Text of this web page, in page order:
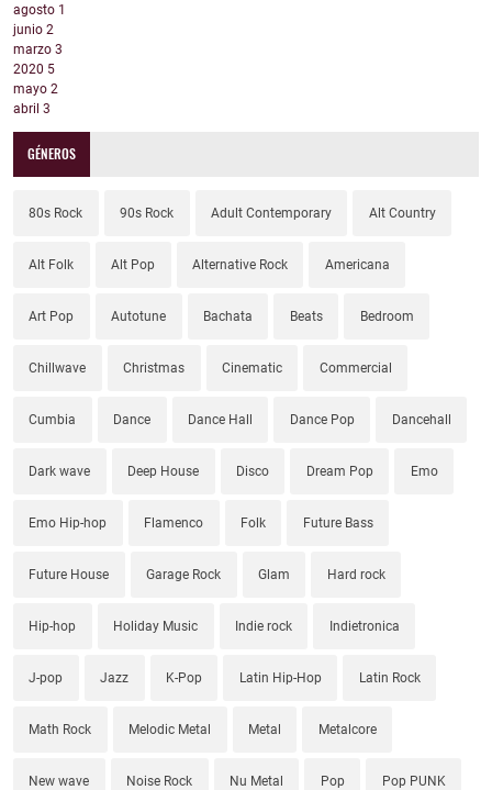
agosto 1
junio 2
marzo 3
2020 5
mayo 2
abril 3
GÉNEROS
80s Rock 90s Rock Adult Contemporary Alt Country
Alt Folk Alt Pop Alternative Rock Americana
Art Pop Autotune Bachata Beats Bedroom
Chillwave Christmas Cinematic Commercial
Cumbia Dance Dance Hall Dance Pop Dancehall
Dark wave Deep House Disco Dream Pop Emo
Emo Hip-hop Flamenco Folk Future Bass
Future House Garage Rock Glam Hard rock
Hip-hop Holiday Music Indie rock Indietronica
J-pop Jazz K-Pop Latin Hip-Hop Latin Rock
Math Rock Melodic Metal Metal Metalcore
New wave Noise Rock Nu Metal Pop Pop PUNK